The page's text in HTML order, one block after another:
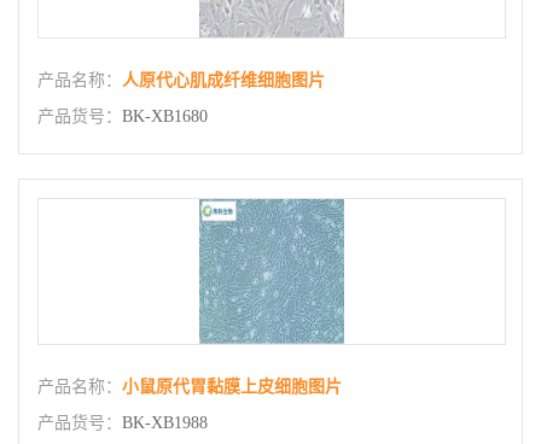
产品名称：
人原代心肌成纤维细胞图片
产品货号： BK-XB1680
产品名称： 小鼠原代胃黏膜上皮细胞图片
产品货号： BK-XB1988